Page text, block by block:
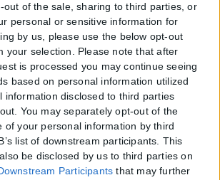
out of the sale, sharing to third parties, or
personal or sensitive information for
by us, please use the below opt-out
your selection. Please note that after
is processed you may continue seeing
based on personal information utilized
information disclosed to third parties
You may separately opt-out of the
of your personal information by third
list of downstream participants. This
be disclosed by us to third parties on
Participants that may further
08/08/2026
των Μαλγάρων –
την πόλη οι Θεσσαλονικείς
διόδια των Μαλγάρων από το πρωί της
βρίσκεται σε εξέλιξη η έξοδος των